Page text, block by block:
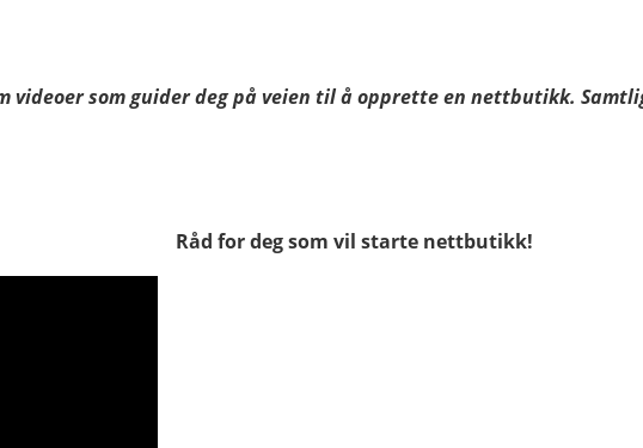
videoer som guider deg på veien til å opprette en nettbutikk.
Råd for deg som vil starte nettbutikk!